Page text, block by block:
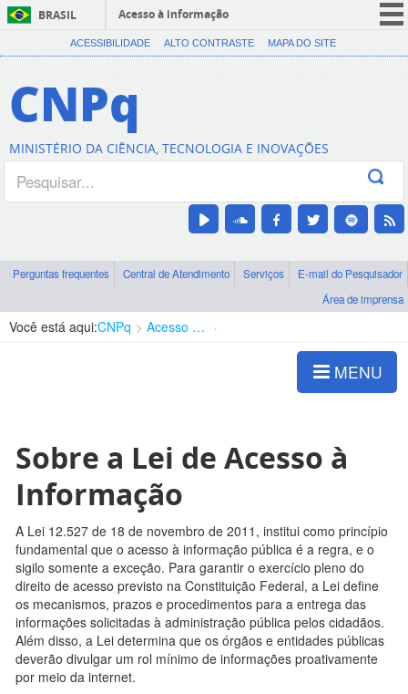
BRASIL
Acesso à informação
CORONAVÍRUS (COVID-19)
Canais
ACESSIBILIDADE ALTO CONTRASTE MAPA DO SITE
CNPq
MINISTÉRIO DA CIÊNCIA, TECNOLOGIA E INOVAÇÕES
Perguntas frequentes Central de Atendimento Serviços
E-mail do Pesquisador
Área de imprensa
Você está aqui:CNPq Acesso à Informação
MENU
Sobre a Lei de Acesso à
Informação
A Lei 12.527 de 18 de novembro de 2011, institui como princípio
fundamental que o acesso à informação pública é a regra, e o
sigilo somente a exceção. Para garantir o exercício pleno do
direito de acesso previsto na Constituição Federal, a Lei define
os mecanismos, prazos e procedimentos para a entrega das
informações solicitadas à administração pública pelos cidadãos.
Além disso, a Lei determina que os órgãos e entidades públicas
deverão divulgar um rol mínimo de informações proativamente
por meio da internet.